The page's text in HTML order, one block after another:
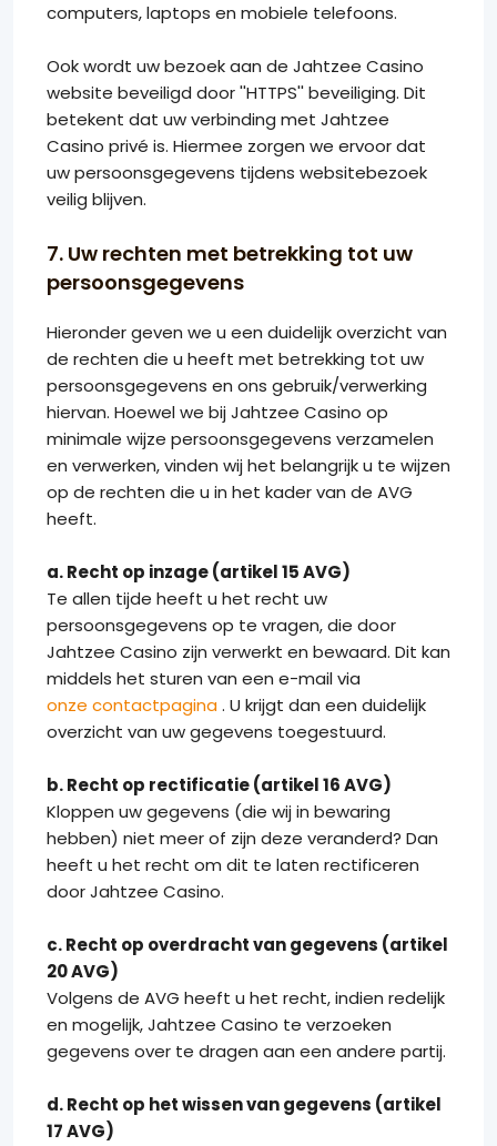
computers, laptops en mobiele telefoons.
Ook wordt uw bezoek aan de Jahtzee Casino
website beveiligd door ''HTTPS'' beveiliging. Dit
betekent dat uw verbinding met Jahtzee
Casino privé is. Hiermee zorgen we ervoor dat
uw persoonsgegevens tijdens websitebezoek
veilig blijven.
7. Uw rechten met betrekking tot uw
persoonsgegevens
Hieronder geven we u een duidelijk overzicht van
de rechten die u heeft met betrekking tot uw
persoonsgegevens en ons gebruik/verwerking
hiervan. Hoewel we bij Jahtzee Casino op
minimale wijze persoonsgegevens verzamelen
en verwerken, vinden wij het belangrijk u te wijzen
op de rechten die u in het kader van de AVG
heeft.
a. Recht op inzage (artikel 15 AVG)
Te allen tijde heeft u het recht uw
persoonsgegevens op te vragen, die door
Jahtzee Casino zijn verwerkt en bewaard. Dit kan
middels het sturen van een e-mail via
onze contactpagina. U krijgt dan een duidelijk
overzicht van uw gegevens toegestuurd.
b. Recht op rectificatie (artikel 16 AVG)
Kloppen uw gegevens (die wij in bewaring
hebben) niet meer of zijn deze veranderd? Dan
heeft u het recht om dit te laten rectificeren
door Jahtzee Casino.
c. Recht op overdracht van gegevens (artikel
20 AVG)
Volgens de AVG heeft u het recht, indien redelijk
en mogelijk, Jahtzee Casino te verzoeken
gegevens over te dragen aan een andere partij.
d. Recht op het wissen van gegevens (artikel
17 AVG)